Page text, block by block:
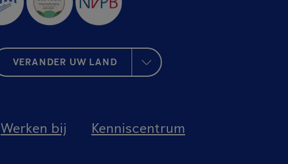
VERANDER UW LAND
Werken bij Kenniscentrum